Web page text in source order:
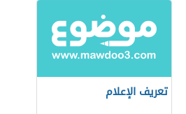
تعريف الإعلام